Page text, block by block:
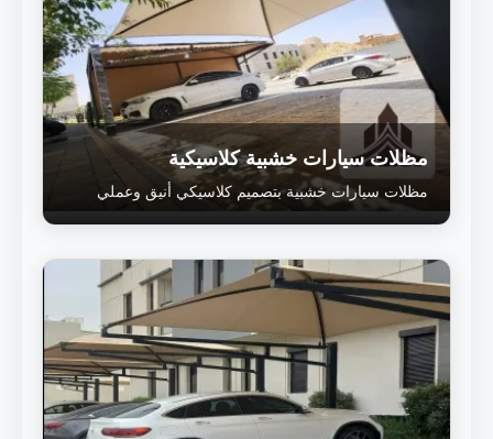
مظلات سيارات خشبية كلاسيكية
مظلات سيارات خشبية بتصميم كلاسيكي أنيق وعملي